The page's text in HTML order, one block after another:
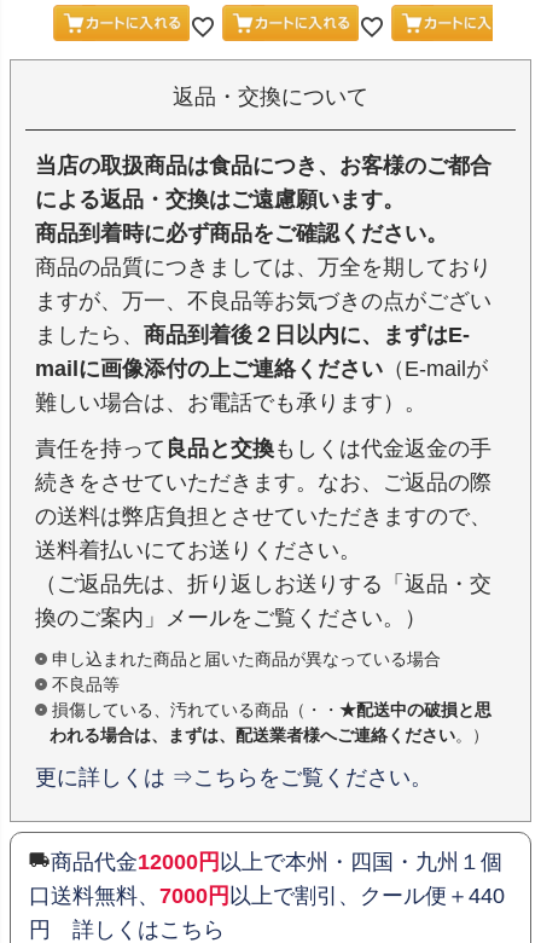
返品・交換について
当店の取扱商品は食品につき、お客様のご都合
による返品・交換はご遠慮願います。
商品到着時に必ず商品をご確認ください。
商品の品質につきましては、万全を期しており
ますが、万一、不良品等お気づきの点がござい
ましたら、 商品到着後２日以内に、まずはE-
mailに画像添付の上ご連絡ください （E-mailが
難しい場合は、お電話でも承ります）。
責任を持って 良品と交換もしくは代金返金の手
続きをさせていただきます。なお、ご返品の際
の送料は弊店負担とさせていただきますので、
送料着払いにてお送りください。
（ご返品先は、折り返しお送りする「返品・交
換のご案内」メールをご覧ください。）
申し込まれた商品と届いた商品が異なっている場合
不良品等
損傷している、汚れている商品（・・ ★配送中の破損と思
われる場合は、まずは、配送業者様へご連絡ください。）
更に詳しくは ⇒こちらをご覧ください。
商品代金12000円 以上で本州・四国・九州１個
口送料無料、 7000円 以上で割引、クール便＋440
円 詳しくはこちら